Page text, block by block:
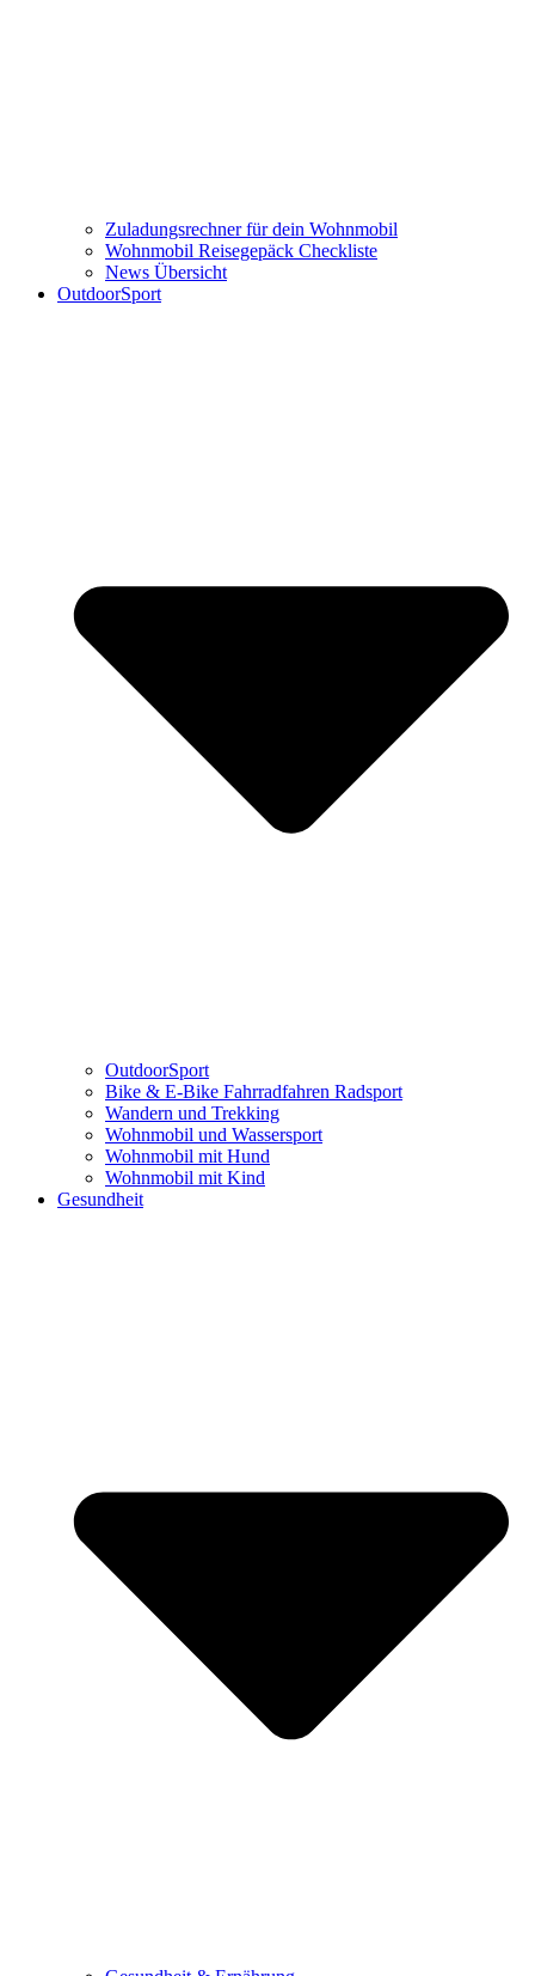
Zuladungsrechner für dein Wohnmobil
Wohnmobil Reisegepäck Checkliste
News Übersicht
OutdoorSport
OutdoorSport
Bike & E-Bike Fahrradfahren Radsport
Wandern und Trekking
Wohnmobil und Wassersport
Wohnmobil mit Hund
Wohnmobil mit Kind
Gesundheit